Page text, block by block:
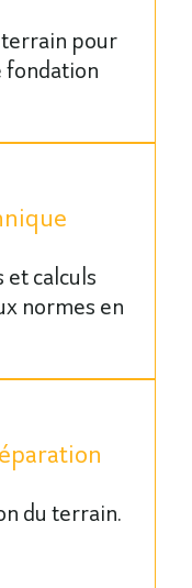
pour
calculs
normes en
du terrain.